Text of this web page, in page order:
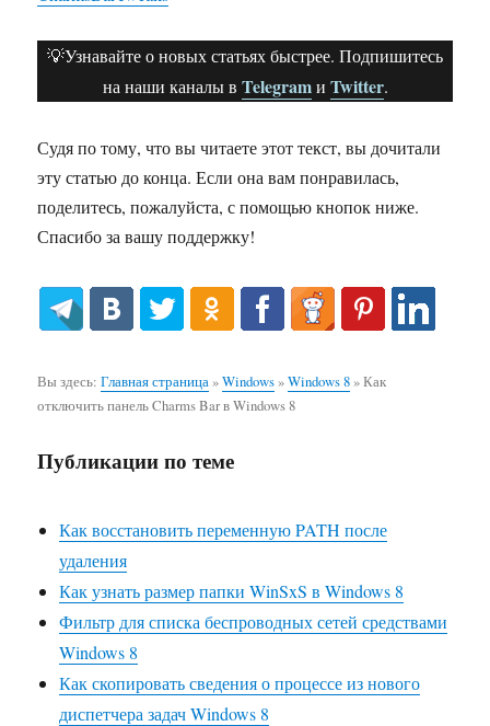
💡Узнавайте о новых статьях быстрее. Подпишитесь
на наши каналы в Telegramи Twitter.
Судя по тому, что вы читаете этот текст, вы дочитали
эту статью до конца. Если она вам понравилась,
поделитесь, пожалуйста, с помощью кнопок ниже.
Спасибо за вашу поддержку!
Вы здесь:Главная страница»Windows»Windows 8»Как
отключить панель Charms Bar в Windows 8
Публикации по теме
Как восстановить переменную PATH после
удаления
Как узнать размер папки WinSxS в Windows 8
Фильтр для списка беспроводных сетей средствами
Windows 8
Как скопировать сведения о процессе из нового
диспетчера задач Windows 8